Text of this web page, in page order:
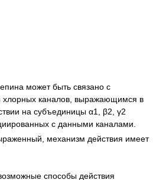
может быть связано с
хлорных каналов, выражающимся в
на субъединицы α1, β2, γ2
с данными каналами.
механизм действия имеет
способы действия